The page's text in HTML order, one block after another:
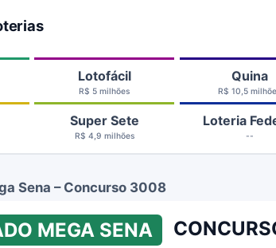
Lotofácil
R$ 5 milhões
Quina
R$ 10,5
Super Sete
R$ 4,9 milhões
Loteria
--
Sena – Concurso 3008
MEGA SENA